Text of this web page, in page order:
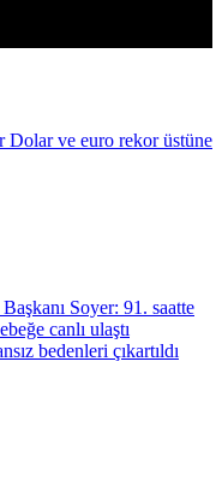
Dolar ve euro rekor üstüne
Soyer: 91. saatte
canlı ulaştı
bedenleri çıkartıldı